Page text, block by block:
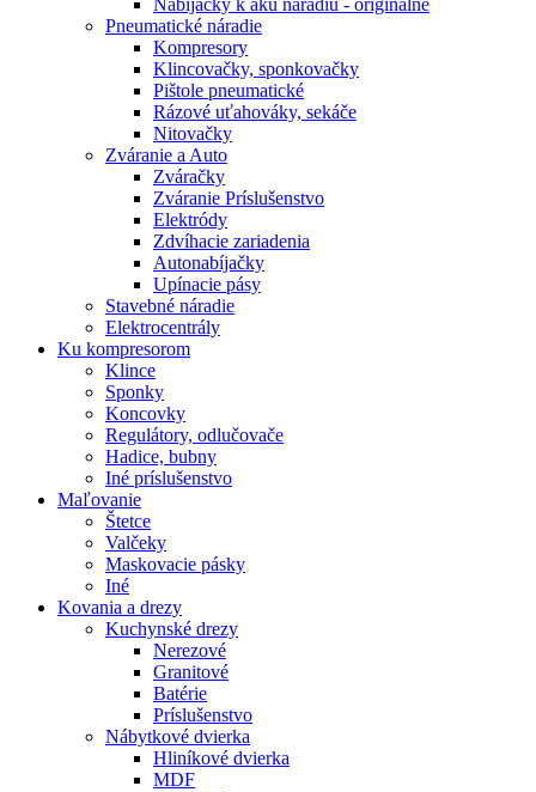
Nabíjačky k aku náradiu - originálne
Pneumatické náradie
Kompresory
Klincovačky, sponkovačky
Pištole pneumatické
Rázové uťahováky, sekáče
Nitovačky
Zváranie a Auto
Zváračky
Zváranie Príslušenstvo
Elektródy
Zdvíhacie zariadenia
Autonabíjačky
Upínacie pásy
Stavebné náradie
Elektrocentrály
Ku kompresorom
Klince
Sponky
Koncovky
Regulátory, odlučovače
Hadice, bubny
Iné príslušenstvo
Maľovanie
Štetce
Valčeky
Maskovacie pásky
Iné
Kovania a drezy
Kuchynské drezy
Nerezové
Granitové
Batérie
Príslušenstvo
Nábytkové dvierka
Hliníkové dvierka
MDF